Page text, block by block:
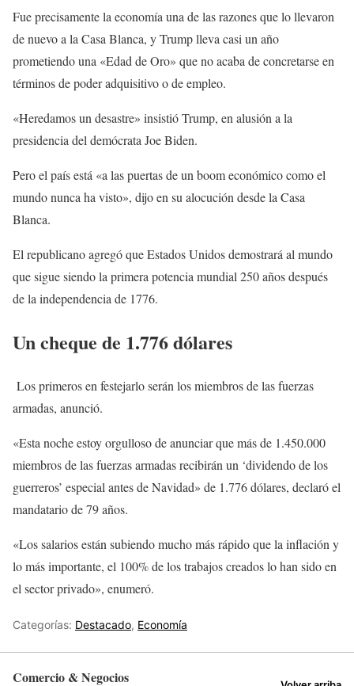
Fue precisamente la economía una de las razones que lo llevaron
de nuevo a la Casa Blanca, y Trump lleva casi un año
prometiendo una «Edad de Oro» que no acaba de concretarse en
términos de poder adquisitivo o de empleo.
«Heredamos un desastre» insistió Trump, en alusión a la
presidencia del demócrata Joe Biden.
Pero el país está «a las puertas de un boom económico como el
mundo nunca ha visto», dijo en su alocución desde la Casa
Blanca.
El republicano agregó que Estados Unidos demostrará al mundo
que sigue siendo la primera potencia mundial 250 años después
de la independencia de 1776.
Un cheque de 1.776 dólares
Los primeros en festejarlo serán los miembros de las fuerzas
armadas, anunció.
«Esta noche estoy orgulloso de anunciar que más de 1.450.000
miembros de las fuerzas armadas recibirán un ‘dividendo de los
guerreros’ especial antes de Navidad» de 1.776 dólares, declaró el
mandatario de 79 años.
«Los salarios están subiendo mucho más rápido que la inflación y
lo más importante, el 100% de los trabajos creados lo han sido en
el sector privado», enumeró.
Categorías: Destacado, Economía
Comercio & Negocios